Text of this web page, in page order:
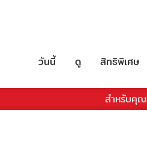
วันนี้ ดู สิทธิพิเศษ
สำหรับคุณ